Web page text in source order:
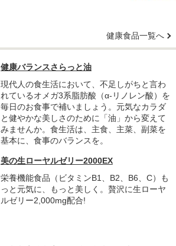
健康食品一覧へ
健康バランスさらっと油
現代人の食生活において、不足しがちと言わ
れているオメガ3系脂肪酸（α-リノレン酸）を
毎日のお食事で補いましょう。元気なカラダ
と健やかな美しさのために「油」から変えて
みませんか。食生活は、主食、主菜、副菜を
基本に、食事のバランスを。
美の生ローヤルゼリー2000EX
栄養機能食品（ビタミンB1、B2、B6、C）も
っと元気に、もっと美しく。贅沢に生ローヤ
ルゼリー2,000mg配合!